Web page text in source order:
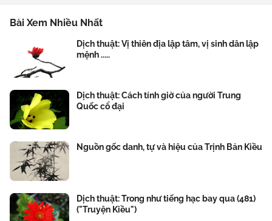
Bài Xem Nhiều Nhất
Dịch thuật: Vị thiên địa lập tâm, vị sinh dân lập
mệnh .....
Dịch thuật: Cách tính giờ của người Trung
Quốc cổ đại
Nguồn gốc danh, tự và hiệu của Trịnh Bản Kiều
Dịch thuật: Trong như tiếng hạc bay qua (481)
("Truyện Kiều")